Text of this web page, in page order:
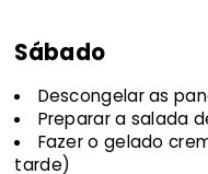
Sábado
Descongelar as
Preparar a salada
Fazer o gelado
tarde)